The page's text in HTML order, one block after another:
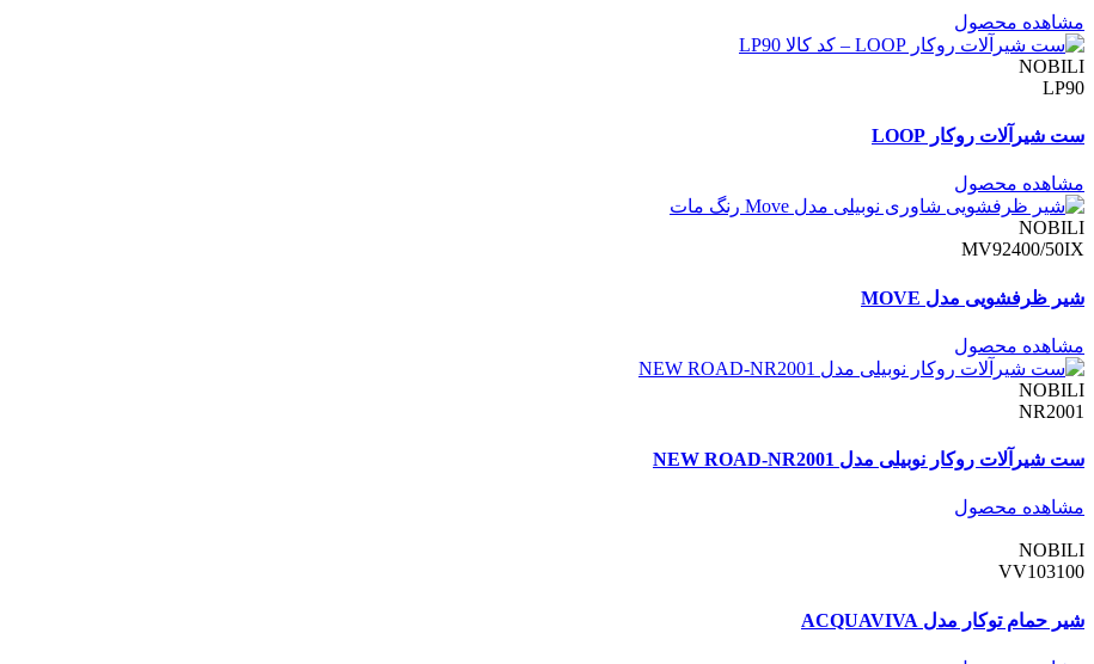
مشاهده محصول
NOBILI
LP90
ست شیرآلات روکار LOOP
مشاهده محصول
NOBILI
MV92400/50IX
شیر ظرفشویی مدل MOVE
مشاهده محصول
NOBILI
NR2001
ست شیرآلات روکار نوبیلی مدل NEW ROAD-NR2001
مشاهده محصول
NOBILI
VV103100
شیر حمام توکار مدل ACQUAVIVA